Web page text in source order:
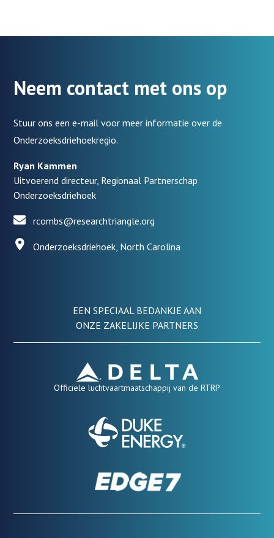
Neem contact met ons op
Stuur ons een e-mail voor meer informatie over de
Onderzoeksdriehoekregio.
Ryan Kammen
Uitvoerend directeur, Regionaal Partnerschap
Onderzoeksdriehoek
rcombs@researchtriangle.org
Onderzoeksdriehoek, North Carolina
EEN SPECIAAL BEDANKJE AAN
ONZE ZAKELIJKE PARTNERS
Officiële luchtvaartmaatschappij van de RTRP